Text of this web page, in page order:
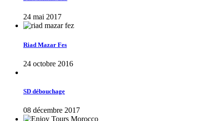
24 mai 2017
Riad Mazar Fes
24 octobre 2016
SD débouchage
08 décembre 2017